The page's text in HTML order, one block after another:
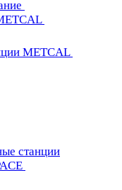
METCAL
станции